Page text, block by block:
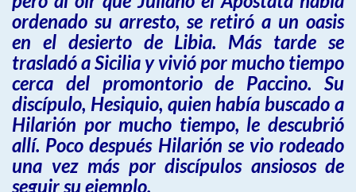
ordenado su arresto, se retiró a un oasis
en el desierto de Libia. Más tarde se
trasladó a Sicilia y vivió por mucho tiempo
cerca del promontorio de Paccino. Su
discípulo, Hesiquio, quien había buscado a
Hilarión por mucho tiempo, le descubrió
allí. Poco después Hilarión se vio rodeado
una vez más por discípulos ansiosos de
seguir su ejemplo.